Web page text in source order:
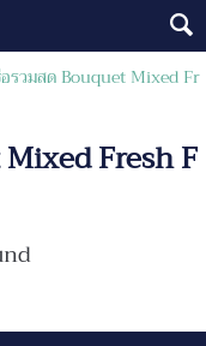
รวมสด Bouquet Mixed Fr
Fresh F